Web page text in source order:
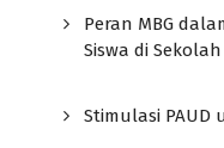
Peran MBG
Siswa di Sekolah
Stimulasi PAUD